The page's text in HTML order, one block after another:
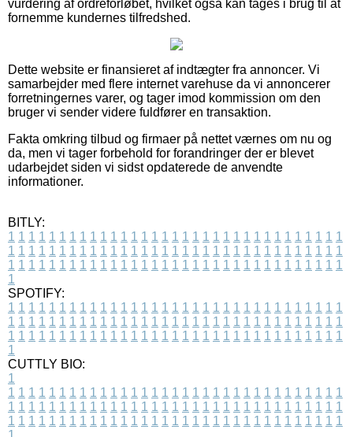
vurdering af ordreforløbet, hvilket også kan tages i brug til at
fornemme kundernes tilfredshed.
Dette website er finansieret af indtægter fra annoncer. Vi
samarbejder med flere internet varehuse da vi annoncerer
forretningernes varer, og tager imod kommission om den
bruger vi sender videre fuldfører en transaktion.
Fakta omkring tilbud og firmaer på nettet værnes om nu og
da, men vi tager forbehold for forandringer der er blevet
udarbejdet siden vi sidst opdaterede de anvendte
informationer.
BITLY:
1 1 1 1 1 1 1 1 1 1 1 1 1 1 1 1 1 1 1 1 1 1 1 1 1 1 1 1 1 1 1 1 1
1 1 1 1 1 1 1 1 1 1 1 1 1 1 1 1 1 1 1 1 1 1 1 1 1 1 1 1 1 1 1 1 1
1 1 1 1 1 1 1 1 1 1 1 1 1 1 1 1 1 1 1 1 1 1 1 1 1 1 1 1 1 1 1 1 1
1
SPOTIFY:
1 1 1 1 1 1 1 1 1 1 1 1 1 1 1 1 1 1 1 1 1 1 1 1 1 1 1 1 1 1 1 1 1
1 1 1 1 1 1 1 1 1 1 1 1 1 1 1 1 1 1 1 1 1 1 1 1 1 1 1 1 1 1 1 1 1
1 1 1 1 1 1 1 1 1 1 1 1 1 1 1 1 1 1 1 1 1 1 1 1 1 1 1 1 1 1 1 1 1
1
CUTTLY BIO:
1
1 1 1 1 1 1 1 1 1 1 1 1 1 1 1 1 1 1 1 1 1 1 1 1 1 1 1 1 1 1 1 1 1
1 1 1 1 1 1 1 1 1 1 1 1 1 1 1 1 1 1 1 1 1 1 1 1 1 1 1 1 1 1 1 1 1
1 1 1 1 1 1 1 1 1 1 1 1 1 1 1 1 1 1 1 1 1 1 1 1 1 1 1 1 1 1 1 1 1